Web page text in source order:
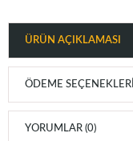
ÜRÜN AÇIKLAMASI
ÖDEME SEÇENEKLERI
YORUMLAR (0)